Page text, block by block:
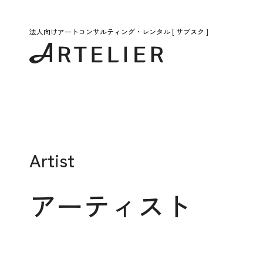
法人向けアートコンサルティング・レンタル [ サブスク ]
Artist
アーティスト